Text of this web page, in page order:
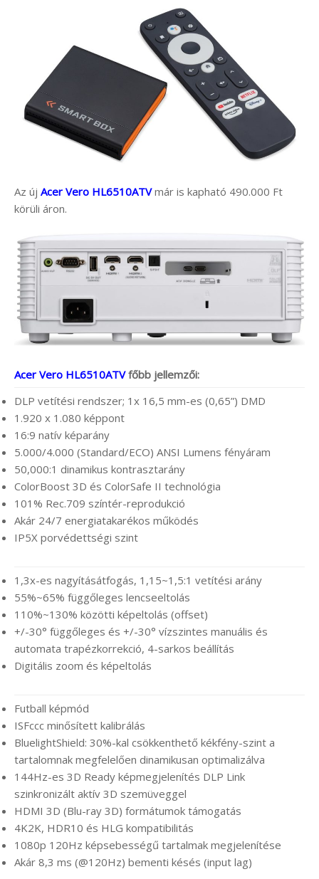
Az új Acer Vero HL6510ATVmár is kapható 490.000 Ft
körüli áron.
Acer Vero HL6510ATVfőbb jellemzői:
DLP vetítési rendszer; 1x 16,5 mm-es (0,65”) DMD
1.920 x 1.080 képpont
16:9 natív képarány
5.000/4.000 (Standard/ECO) ANSI Lumens fényáram
50,000:1 dinamikus kontrasztarány
ColorBoost 3D és ColorSafe II technológia
101% Rec.709 színtér-reprodukció
Akár 24/7 energiatakarékos működés
IP5X porvédettségi szint
1,3x-es nagyításátfogás, 1,15~1,5:1 vetítési arány
55%~65% függőleges lencseeltolás
110%~130% közötti képeltolás (offset)
+/-30° függőleges és +/-30° vízszintes manuális és
automata trapézkorrekció, 4-sarkos beállítás
Digitális zoom és képeltolás
Futball képmód
ISFccc minősített kalibrálás
BluelightShield: 30%-kal csökkenthető kékfény-szint a
tartalomnak megfelelően dinamikusan optimalizálva
144Hz-es 3D Ready képmegjelenítés DLP Link
szinkronizált aktív 3D szemüveggel
HDMI 3D (Blu-ray 3D) formátumok támogatás
4K2K, HDR10 és HLG kompatibilitás
1080p 120Hz képsebességű tartalmak megjelenítése
Akár 8,3 ms (@120Hz) bementi késés (input lag)